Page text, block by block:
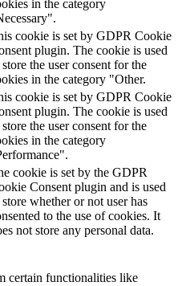
in the category
cookie is set by GDPR Cookie
plugin. The cookie is used
the user consent for the
in the category "Other.
cookie is set by GDPR Cookie
plugin. The cookie is used
the user consent for the
in the category
cookie is set by the GDPR
Consent plugin and is used
whether or not user has
to the use of cookies. It
not store any personal data.
certain functionalities like